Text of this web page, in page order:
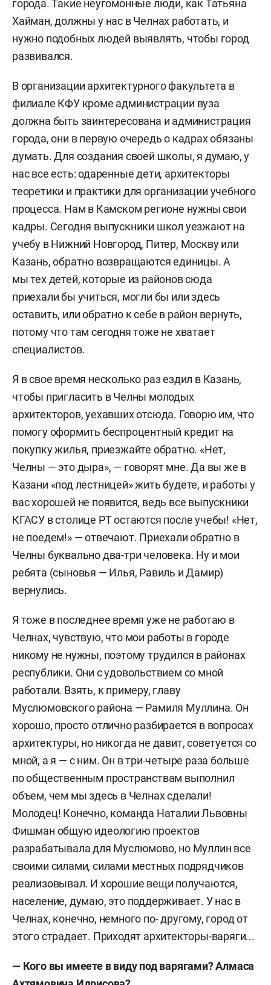
города. Такие неугомонные люди, как Татьяна
Хайман, должны у нас в Челнах работать, и
нужно подобных людей выявлять, чтобы город
развивался.
В организации архитектурного факультета в
филиале КФУ кроме администрации вуза
должна быть заинтересована и администрация
города, они в первую очередь о кадрах обязаны
думать. Для создания своей школы, я думаю, у
нас все есть: одаренные дети, архитекторы
теоретики и практики для организации учебного
процесса. Нам в Камском регионе нужны свои
кадры. Сегодня выпускники школ уезжают на
учебу в Нижний Новгород, Питер, Москву или
Казань, обратно возвращаются единицы. А
мы тех детей, которые из районов сюда
приехали бы учиться, могли бы или здесь
оставить, или обратно к себе в район вернуть,
потому что там сегодня тоже не хватает
специалистов.
Я в свое время несколько раз ездил в Казань,
чтобы пригласить в Челны молодых
архитекторов, уехавших отсюда. Говорю им, что
помогу оформить беспроцентный кредит на
покупку жилья, приезжайте обратно. «Нет,
Челны — это дыра», — говорят мне. Да вы же в
Казани «под лестницей» жить будете, и работы у
вас хорошей не появится, ведь все выпускники
КГАСУ в столице РТ остаются после учебы! «Нет,
не поедем!» — отвечают. Приехали обратно в
Челны буквально два-три человека. Ну и мои
ребята (сыновья — Илья, Равиль и Дамир)
вернулись.
Я тоже в последнее время уже не работаю в
Челнах, чувствую, что мои работы в городе
никому не нужны, поэтому трудился в районах
республики. Они с удовольствием со мной
работали. Взять, к примеру, главу
Муслюмовского района — Рамиля Муллина. Он
хорошо, просто отлично разбирается в вопросах
архитектуры, но никогда не давит, советуется со
мной, а я — с ним. Он в три-четыре раза больше
по общественным пространствам выполнил
объем, чем мы здесь в Челнах сделали!
Молодец! Конечно, команда Наталии Львовны
Фишман общую идеологию проектов
разрабатывала для Муслюмово, но Муллин все
своими силами, силами местных подрядчиков
реализовывал. И хорошие вещи получаются,
население, думаю, это поддерживает. У нас в
Челнах, конечно, немного по- другому, город от
этого страдает. Приходят архитекторы-варяги...
— Кого вы имеете в виду под варягами? Алмаса